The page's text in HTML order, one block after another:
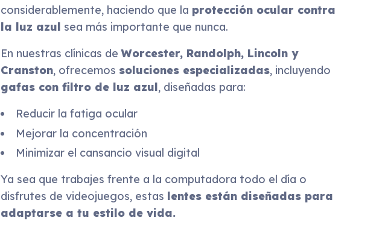
considerablemente, haciendo que la protección ocular contra
la luz azul sea más importante que nunca.
En nuestras clínicas deWorcester, Randolph, Lincoln y
Cranston, ofrecemos soluciones especializadas, incluyendo
gafas con filtro de luz azul, diseñadas para:
Reducir la fatiga ocular
Mejorar la concentración
Minimizar el cansancio visual digital
Ya sea que trabajes frente a la computadora todo el día o
disfrutes de videojuegos, estas lentes están diseñadas para
adaptarse a tu estilo de vida.